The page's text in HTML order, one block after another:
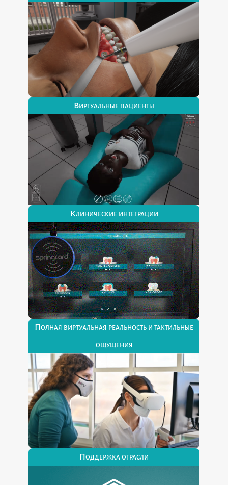
Виртуальные пациенты
Клинические интеграции
Полная виртуальная реальность и тактильные
ощущения
Поддержка отрасли